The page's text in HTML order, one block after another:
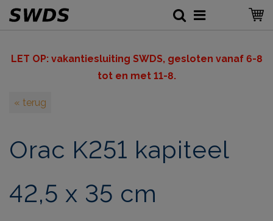
LET OP: vakantiesluiting SWDS, gesloten vanaf 6-8
tot en met 11-8.
« terug
Orac K251 kapiteel
42,5 x 35 cm